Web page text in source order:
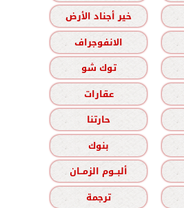
خير أجناد الأرض
الانفوجراف
توك شو
عقارات
حارتنا
بنوك
ألبــوم الزمــان
ترجمة